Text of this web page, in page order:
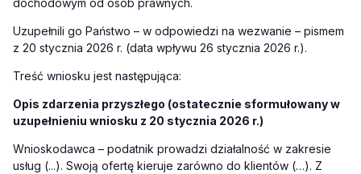
dochodowym od osób prawnych.
Uzupełnili go Państwo – w odpowiedzi na wezwanie – pismem
z 20 stycznia 2026 r. (data wpływu 26 stycznia 2026 r.).
Treść wniosku jest następująca:
Opis zdarzenia przyszłego (ostatecznie sformułowany w
uzupełnieniu wniosku z 20 stycznia 2026 r.)
Wnioskodawca – podatnik prowadzi działalność w zakresie
usług (...). Swoją ofertę kieruje zarówno do klientów (…). Z